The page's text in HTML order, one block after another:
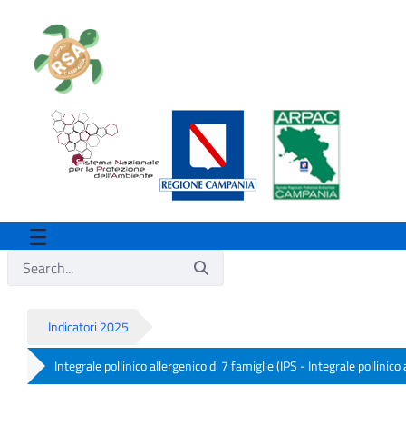
Indicatori 2025
Integrale pollinico allergenico di 7 famiglie (IPS - Integrale